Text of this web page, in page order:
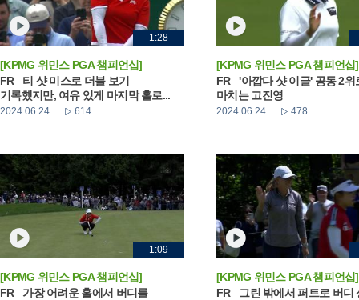
1:28
[KPMG 위민스 PGA 챔피언십]
FR_ 티 샷 미스로 더블 보기
기록했지만, 여유 있게 마지막 홀로...
2024.06.24 614
[KPMG 위민스 PGA 챔피언십]
FR_ '아깝다 샷 이글' 공동 2위
마치는 고진영
2024.06.24 478
1:09
[KPMG 위민스 PGA 챔피언십]
FR_ 가장 어려운 홀에서 버디를
[KPMG 위민스 PGA 챔피언십]
FR_ 그린 밖에서 퍼트로 버디